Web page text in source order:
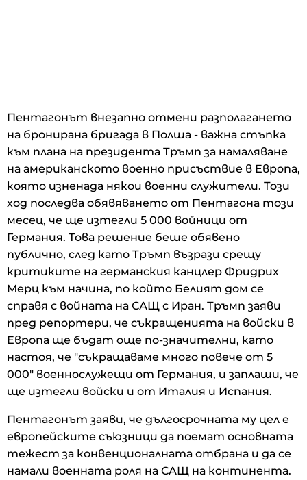
Пентагонът внезапно отмени разполагането
на бронирана бригада в Полша - важна стъпка
към плана на президента Тръмп за намаляване
на американското военно присъствие в Европа,
която изненада някои военни служители. Този
ход последва обявяването от Пентагона този
месец, че ще изтегли 5 000 войници от
Германия. Това решение беше обявено
публично, след като Тръмп възрази срещу
критиките на германския канцлер Фридрих
Мерц към начина, по който Белият дом се
справя с войната на САЩ с Иран. Тръмп заяви
пред репортери, че съкращенията на войски в
Европа ще бъдат още по-значителни, като
настоя, че "съкращаваме много повече от 5
000" военнослужещи от Германия, и заплаши, че
ще изтегли войски и от Италия и Испания.
Пентагонът заяви, че дългосрочната му цел е
европейските съюзници да поемат основната
тежест за конвенционалната отбрана и да се
намали военната роля на САЩ на континента.